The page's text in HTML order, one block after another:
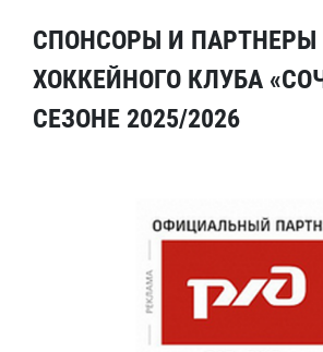
СПОНСОРЫ И ПАРТНЕРЫ
ХОККЕЙНОГО КЛУБА
СЕЗОНЕ 2025/2026